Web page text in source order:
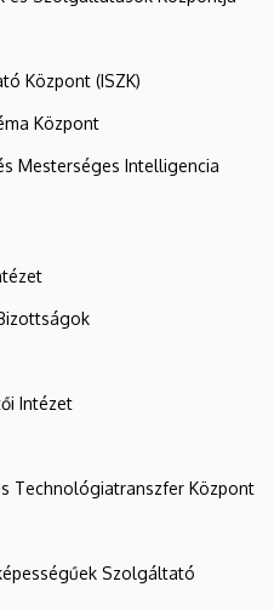
Központ (ISZK)
Központ
Mesterséges Intelligencia
Intézet
Technológiatranszfer Központ
Szolgáltató